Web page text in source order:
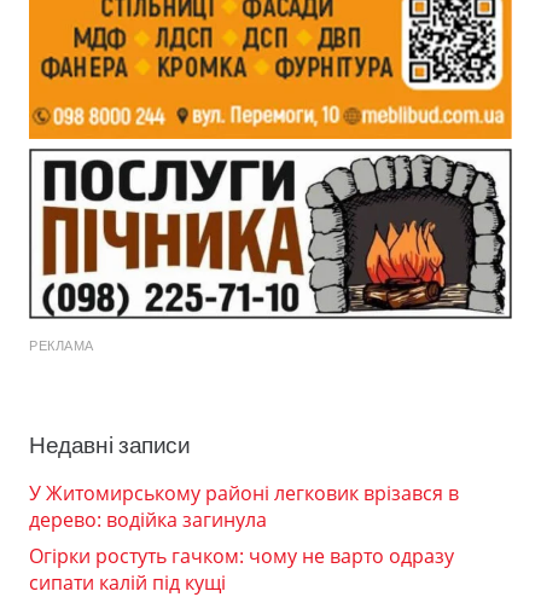
РЕКЛАМА
Недавні записи
У Житомирському районі легковик врізався в
дерево: водійка загинула
Огірки ростуть гачком: чому не варто одразу
сипати калій під кущі